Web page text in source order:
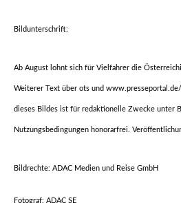
Bildunterschrift:
Ab August lohnt sich für Vielfahrer die
Weiterer Text über ots und
dieses Bildes ist für redaktionelle Zwecke unter
Nutzungsbedingungen honorarfrei.
Bildrechte: ADAC Medien und Reise GmbH
Fotograf: ADAC SE